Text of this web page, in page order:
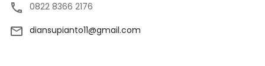
0822 8366 2176
diansupianto11@gmail.com